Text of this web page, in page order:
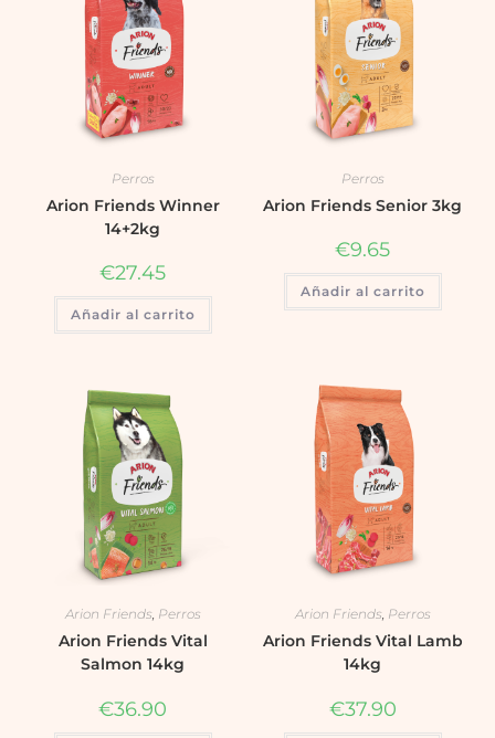
Perros
Arion Friends Winner
14+2kg
€27.45
Añadir al carrito
Perros
Arion Friends Senior 3kg
€9.65
Añadir al carrito
Arion Friends, Perros
Arion Friends Vital
Salmon 14kg
€36.90
Arion Friends, Perros
Arion Friends Vital Lamb
14kg
€37.90